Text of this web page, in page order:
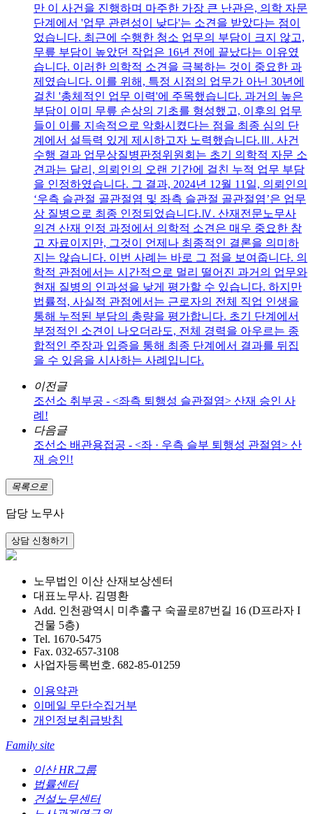
만 이 사건을 진행하며 마주한 가장 큰 난관은, 의학 자문
단계에서 '업무 관련성이 낮다'는 소견을 받았다는 점이
었습니다. 최근에 수행한 청소 업무의 부담이 크지 않고,
무릎 부담이 높았던 작업은 16년 전에 끝났다는 이유였
습니다. 이러한 의학적 소견을 극복하는 것이 중요한 과
제였습니다. 이를 위해, 특정 시점의 업무가 아닌 30년에
걸친 '총체적인 업무 이력'에 주목했습니다. 과거의 높은
부담이 이미 무릎 손상의 기초를 형성했고, 이후의 업무
들이 이를 지속적으로 악화시켰다는 점을 최종 심의 단
계에서 설득력 있게 제시하고자 노력했습니다.Ⅲ. 사건
수행 결과 업무상질병판정위원회는 초기 의학적 자문 소
견과는 달리, 의뢰인의 오랜 기간에 걸친 누적 업무 부담
을 인정하였습니다. 그 결과, 2024년 12월 11일, 의뢰인의
‘우측 슬관절 골관절염 및 좌측 슬관절 골관절염’은 업무
상 질병으로 최종 인정되었습니다.Ⅳ. 산재전문노무사
의견 산재 인정 과정에서 의학적 소견은 매우 중요한 참
고 자료이지만, 그것이 언제나 최종적인 결론을 의미하
지는 않습니다. 이번 사례는 바로 그 점을 보여줍니다. 의
학적 관점에서는 시간적으로 멀리 떨어진 과거의 업무와
현재 질병의 인과성을 낮게 평가할 수 있습니다. 하지만
법률적, 사실적 관점에서는 근로자의 전체 직업 인생을
통해 누적된 부담의 총량을 평가합니다. 초기 단계에서
부정적인 소견이 나오더라도, 전체 경력을 아우르는 종
합적인 주장과 입증을 통해 최종 단계에서 결과를 뒤집
을 수 있음을 시사하는 사례입니다.
이전글
조선소 취부공 - <좌측 퇴행성 슬관절염> 산재 승인 사
례!
다음글
조선소 배관용접공 - <좌 · 우측 슬부 퇴행성 관절염> 산
재 승인!
목록으로
담당 노무사
노무법인 이산 산재보상센터
대표노무사. 김명환
Add. 인천광역시 미추홀구 숙골로87번길 16 (D프라자 I
건물 5층)
Tel. 1670-5475
Fax. 032-657-3108
사업자등록번호. 682-85-01259
이용약관
이메일 무단수집거부
개인정보취급방침
Family site
이산 HR그룹
법률센터
건설노무센터